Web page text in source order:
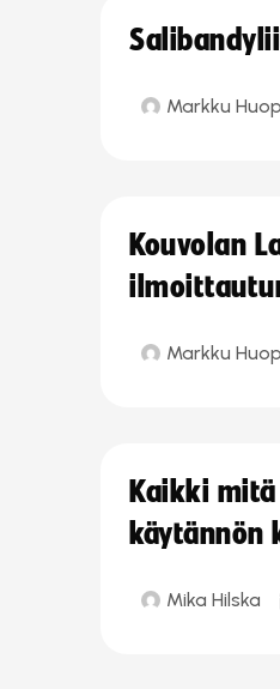
Markku
Kouvolan
Markku
Kaikki
käytännön
Mika Hilska